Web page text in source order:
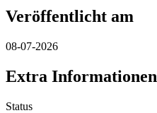
Veröffentlicht am
08-07-2026
Extra Informationen
Status